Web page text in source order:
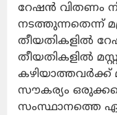
റേഷൻ വിതണം
നടത്തുന്നതെന്ന്
തീയതികളിൽ
തീയതികളിൽ
കഴിയാത്തവർക്ക്
സൗകര്യം
സംസ്ഥാനത്തെ